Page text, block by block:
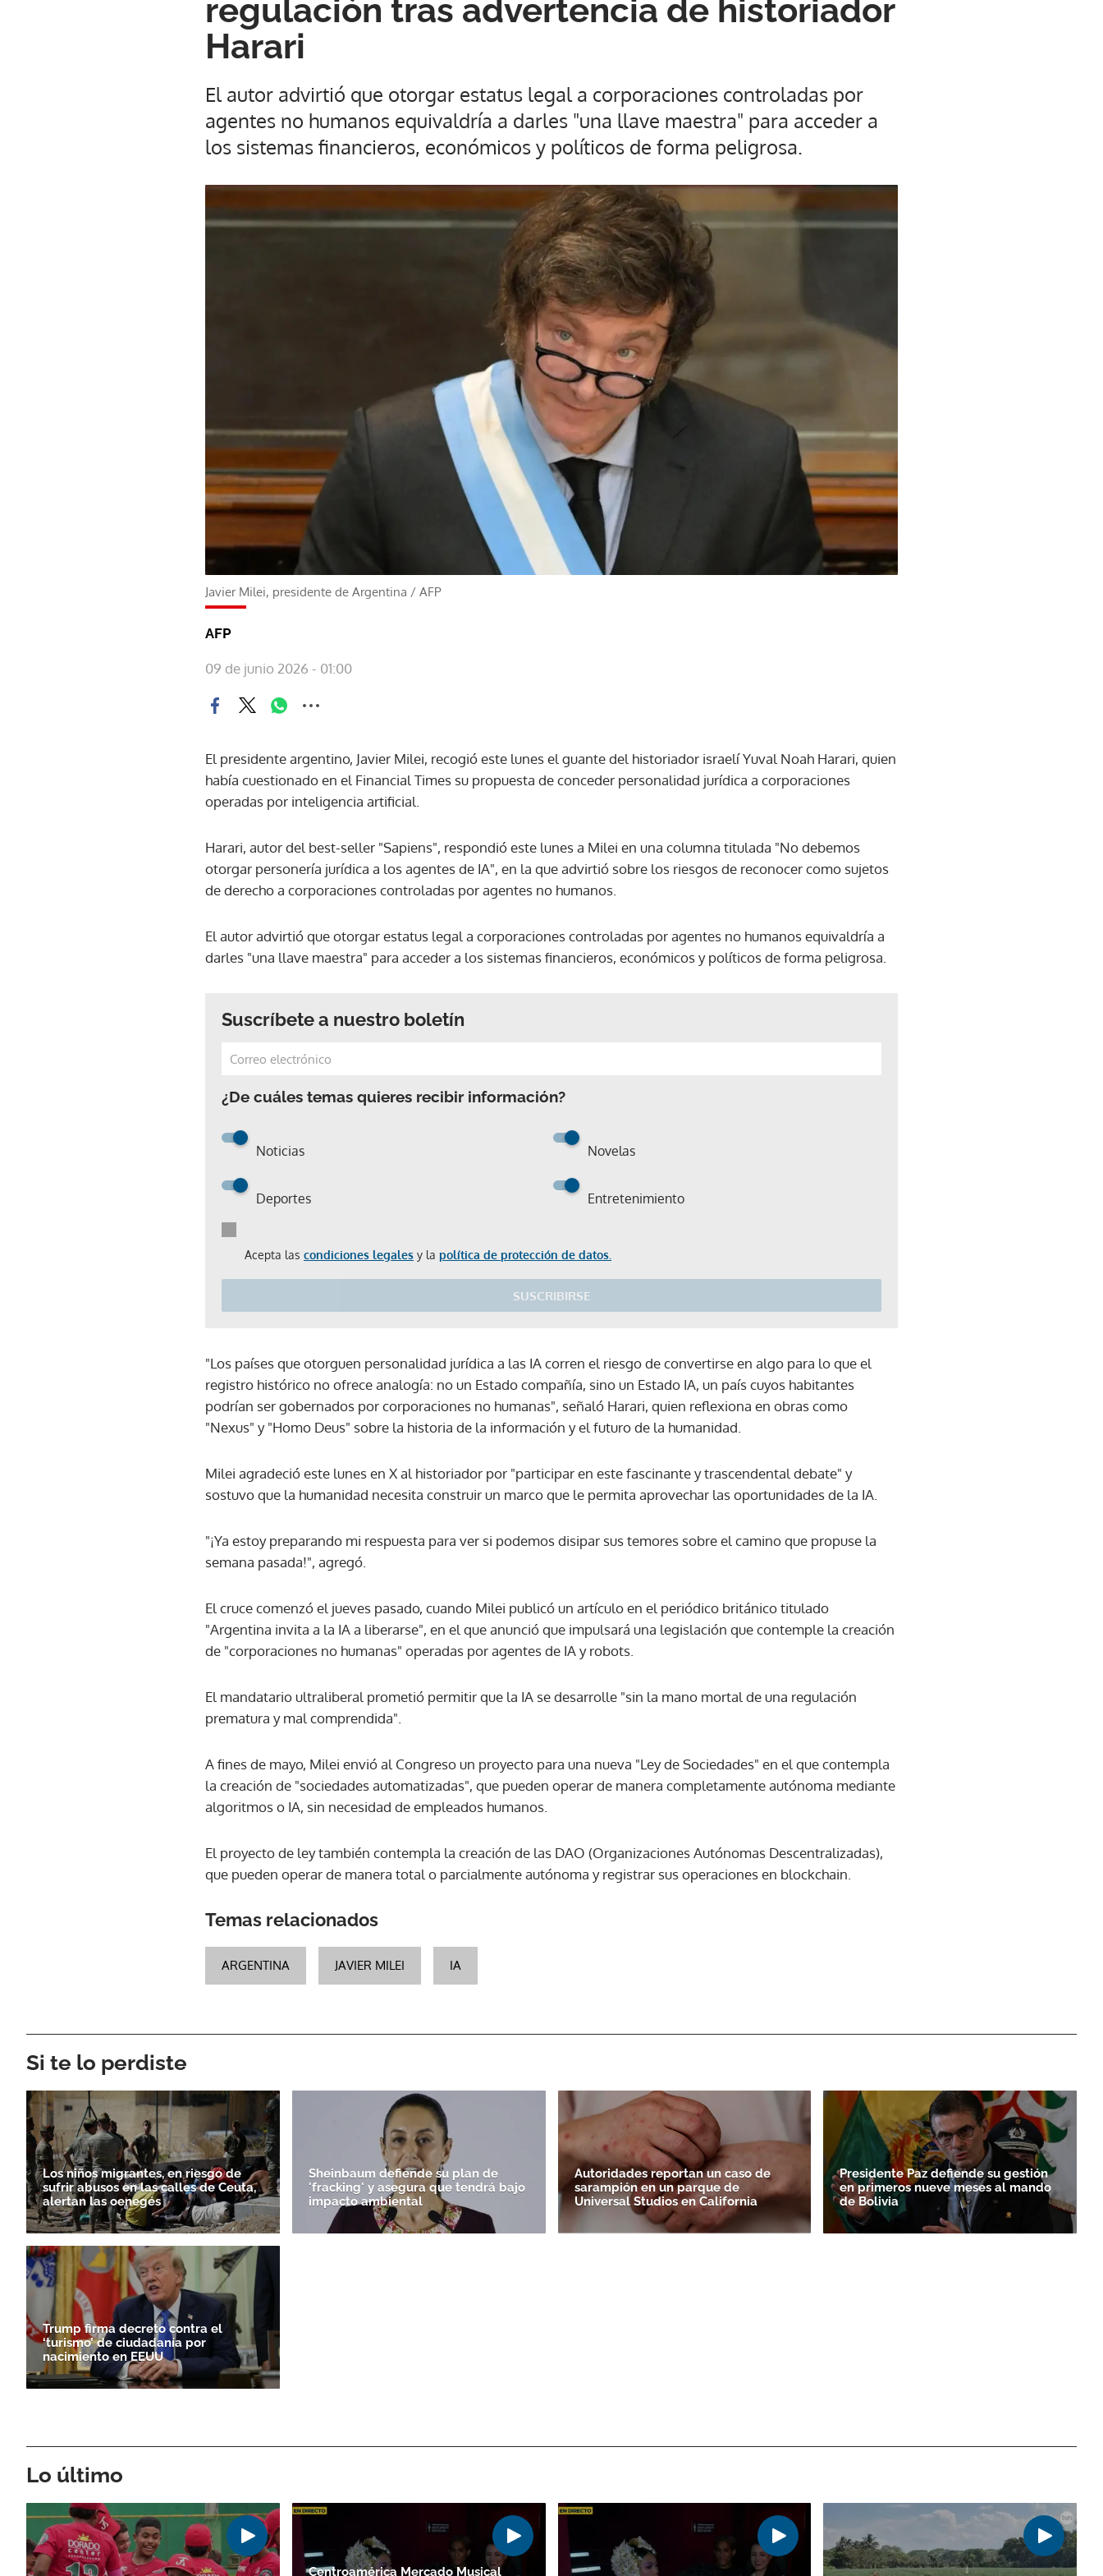
regulación tras advertencia de historiador
Harari
El autor advirtió que otorgar estatus legal a corporaciones controladas por
agentes no humanos equivaldría a darles "una llave maestra" para acceder a
los sistemas financieros, económicos y políticos de forma peligrosa.
Javier Milei, presidente de Argentina / AFP
AFP
09 de junio 2026 - 01:00
El presidente argentino, Javier Milei, recogió este lunes el guante del historiador israelí Yuval Noah Harari, quien
había cuestionado en el Financial Times su propuesta de conceder personalidad jurídica a corporaciones
operadas por inteligencia artificial.
Harari, autor del best-seller "Sapiens", respondió este lunes a Milei en una columna titulada "No debemos
otorgar personería jurídica a los agentes de IA", en la que advirtió sobre los riesgos de reconocer como sujetos
de derecho a corporaciones controladas por agentes no humanos.
El autor advirtió que otorgar estatus legal a corporaciones controladas por agentes no humanos equivaldría a
darles "una llave maestra" para acceder a los sistemas financieros, económicos y políticos de forma peligrosa.
Suscríbete a nuestro boletín
¿De cuáles temas quieres recibir información?
Noticias Novelas
Deportes Entretenimiento
Acepta las condiciones legales y la política de protección de datos.
SUSCRIBIRSE
Gracias por suscribirte a nuestro boletín.
"Los países que otorguen personalidad jurídica a las IA corren el riesgo de convertirse en algo para lo que el
registro histórico no ofrece analogía: no un Estado compañía, sino un Estado IA, un país cuyos habitantes
podrían ser gobernados por corporaciones no humanas", señaló Harari, quien reflexiona en obras como
"Nexus" y "Homo Deus" sobre la historia de la información y el futuro de la humanidad.
Milei agradeció este lunes en X al historiador por "participar en este fascinante y trascendental debate" y
sostuvo que la humanidad necesita construir un marco que le permita aprovechar las oportunidades de la IA.
"¡Ya estoy preparando mi respuesta para ver si podemos disipar sus temores sobre el camino que propuse la
semana pasada!", agregó.
El cruce comenzó el jueves pasado, cuando Milei publicó un artículo en el periódico británico titulado
"Argentina invita a la IA a liberarse", en el que anunció que impulsará una legislación que contemple la creación
de "corporaciones no humanas" operadas por agentes de IA y robots.
El mandatario ultraliberal prometió permitir que la IA se desarrolle "sin la mano mortal de una regulación
prematura y mal comprendida".
A fines de mayo, Milei envió al Congreso un proyecto para una nueva "Ley de Sociedades" en el que contempla
la creación de "sociedades automatizadas", que pueden operar de manera completamente autónoma mediante
algoritmos o IA, sin necesidad de empleados humanos.
El proyecto de ley también contempla la creación de las DAO (Organizaciones Autónomas Descentralizadas),
que pueden operar de manera total o parcialmente autónoma y registrar sus operaciones en blockchain.
Temas relacionados
ARGENTINA JAVIER MILEI IA
Si te lo perdiste
Los niños migrantes, en riesgo de
sufrir abusos en las calles de Ceuta,
alertan las oenegés
Sheinbaum defiende su plan de
'fracking' y asegura que tendrá bajo
impacto ambiental
Autoridades reportan un caso de
sarampión en un parque de
Universal Studios en California
Presidente Paz defiende su gestión
en primeros nueve meses al mando
de Bolivia
Trump firma decreto contra el
‘turismo’ de ciudadanía por
nacimiento en EEUU
Lo último
Centroamérica Mercado Musical